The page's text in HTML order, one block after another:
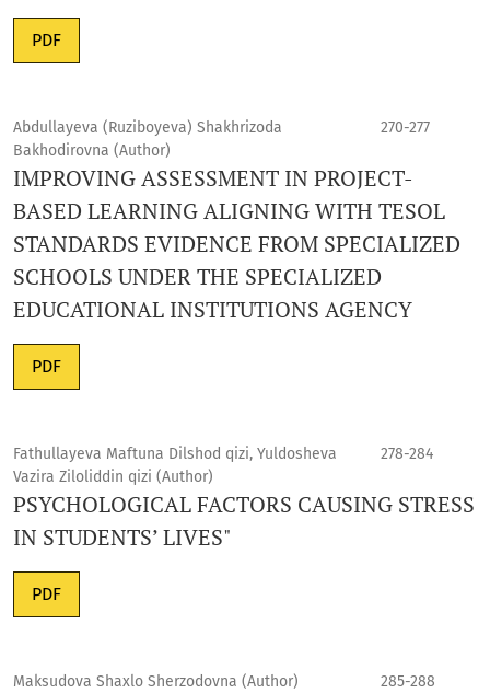
PDF
Abdullayeva (Ruziboyeva) Shakhrizoda
Bakhodirovna (Author)
270-277
IMPROVING ASSESSMENT IN PROJECT-
BASED LEARNING ALIGNING WITH TESOL
STANDARDS EVIDENCE FROM SPECIALIZED
SCHOOLS UNDER THE SPECIALIZED
EDUCATIONAL INSTITUTIONS AGENCY
PDF
Fathullayeva Maftuna Dilshod qizi, Yuldosheva
Vazira Ziloliddin qizi (Author)
278-284
PSYCHOLOGICAL FACTORS CAUSING STRESS
IN STUDENTS’ LIVES"
PDF
Maksudova Shaxlo Sherzodovna (Author) 285-288